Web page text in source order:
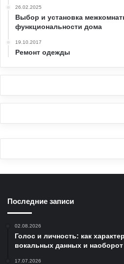
26.02.2025
Выбор и установка
функциональности дома
19.10.2017
Ремонт одежды
Последние записи
02.08.2026
Голос и личность: как
вокальных данных и наоборот
17.07.2026